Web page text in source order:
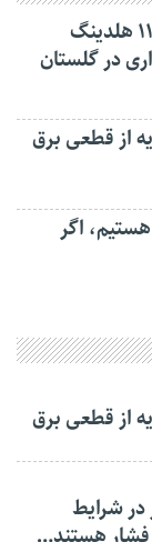
استاندار: بابک زنجانی با ۱۱ هلدینگ
در گلستان
از قطعی برق
اگر
از قطعی برق
شرایط